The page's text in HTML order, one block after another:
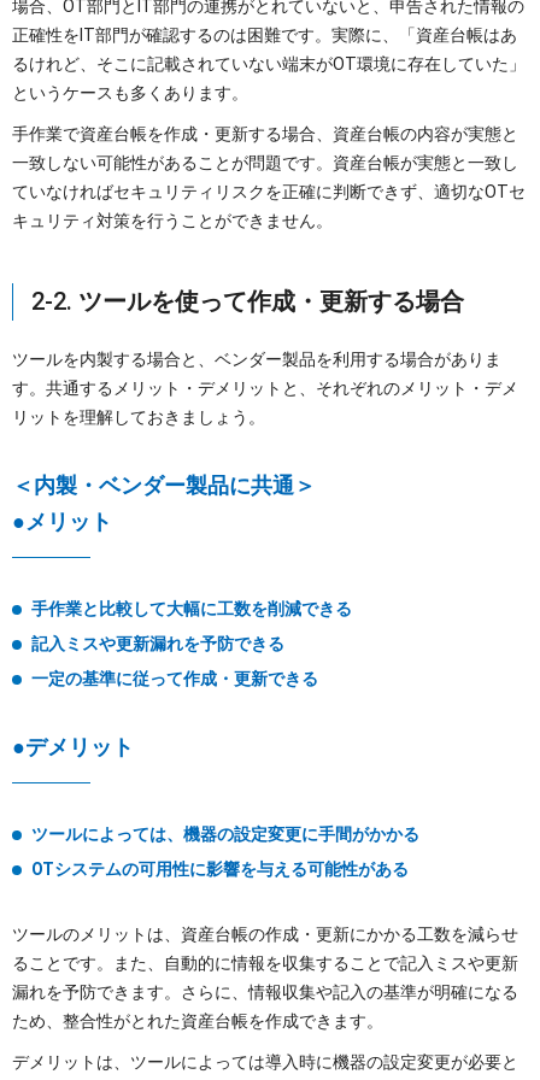
場合、OT部門とIT部門の連携がとれていないと、申告された情報の
正確性をIT部門が確認するのは困難です。実際に、「資産台帳はあ
るけれど、そこに記載されていない端末がOT環境に存在していた」
というケースも多くあります。
手作業で資産台帳を作成・更新する場合、資産台帳の内容が実態と
一致しない可能性があることが問題です。資産台帳が実態と一致し
ていなければセキュリティリスクを正確に判断できず、適切なOTセ
キュリティ対策を行うことができません。
2-2. ツールを使って作成・更新する場合
ツールを内製する場合と、ベンダー製品を利用する場合がありま
す。共通するメリット・デメリットと、それぞれのメリット・デメ
リットを理解しておきましょう。
＜内製・ベンダー製品に共通＞
●メリット
手作業と比較して大幅に工数を削減できる
記入ミスや更新漏れを予防できる
一定の基準に従って作成・更新できる
●デメリット
ツールによっては、機器の設定変更に手間がかかる
OTシステムの可用性に影響を与える可能性がある
ツールのメリットは、資産台帳の作成・更新にかかる工数を減らせ
ることです。また、自動的に情報を収集することで記入ミスや更新
漏れを予防できます。さらに、情報収集や記入の基準が明確になる
ため、整合性がとれた資産台帳を作成できます。
デメリットは、ツールによっては導入時に機器の設定変更が必要と